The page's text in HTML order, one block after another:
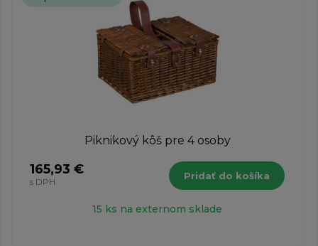
Piknikový kôš pre 4 osoby
165,93 €
s DPH
Pridať do košíka
15 ks na externom sklade